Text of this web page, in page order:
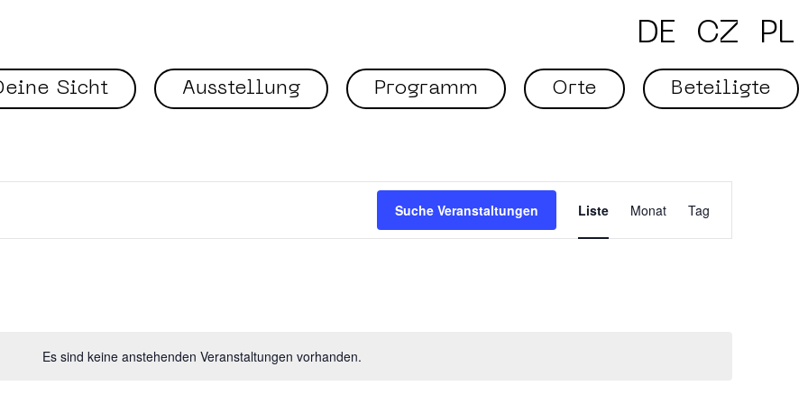
DE CZ PL
Sicht Ausstellung Programm Orte Beteiligte
Es sind keine anstehenden Veranstaltungen vorhanden.
Suche Veranstaltungen Liste Monat Tag